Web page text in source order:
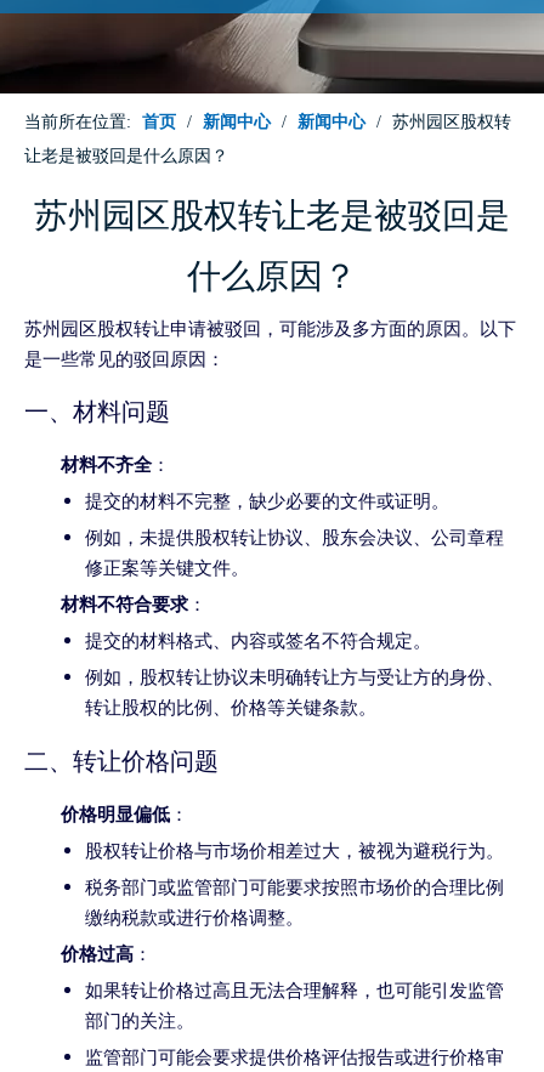
当前所在位置: 首页 / 新闻中心 / 新闻中心 / 苏州园区股权转
让老是被驳回是什么原因？
苏州园区股权转让老是被驳回是
什么原因？
苏州园区股权转让申请被驳回，可能涉及多方面的原因。以下
是一些常见的驳回原因：
一、材料问题
材料不齐全：
提交的材料不完整，缺少必要的文件或证明。
例如，未提供股权转让协议、股东会决议、公司章程
修正案等关键文件。
材料不符合要求：
提交的材料格式、内容或签名不符合规定。
例如，股权转让协议未明确转让方与受让方的身份、
转让股权的比例、价格等关键条款。
二、转让价格问题
价格明显偏低 ：
股权转让价格与市场价相差过大，被视为避税行为。
税务部门或监管部门可能要求按照市场价的合理比例
缴纳税款或进行价格调整。
价格过高 ：
如果转让价格过高且无法合理解释，也可能引发监管
部门的关注。
监管部门可能会要求提供价格评估报告或进行价格审